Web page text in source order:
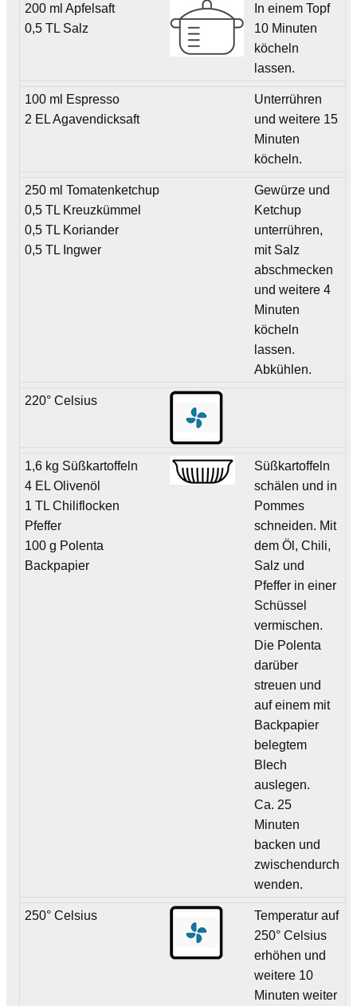
200 ml Apfelsaft
0,5 TL Salz
In einem Topf
10 Minuten
köcheln
lassen.
100 ml Espresso
2 EL Agavendicksaft
Unterrühren
und weitere 15
Minuten
köcheln.
250 ml Tomatenketchup
0,5 TL Kreuzkümmel
0,5 TL Koriander
0,5 TL Ingwer
Gewürze und
Ketchup
unterrühren,
mit Salz
abschmecken
und weitere 4
Minuten
köcheln
lassen.
Abkühlen.
220° Celsius
1,6 kg Süßkartoffeln
4 EL Olivenöl
1 TL Chiliflocken
Pfeffer
100 g Polenta
Backpapier
Süßkartoffeln
schälen und in
Pommes
schneiden. Mit
dem Öl, Chili,
Salz und
Pfeffer in einer
Schüssel
vermischen.
Die Polenta
darüber
streuen und
auf einem mit
Backpapier
belegtem
Blech
auslegen.
Ca. 25
Minuten
backen und
zwischendurch
wenden.
250° Celsius
Temperatur auf
250° Celsius
erhöhen und
weitere 10
Minuten weiter